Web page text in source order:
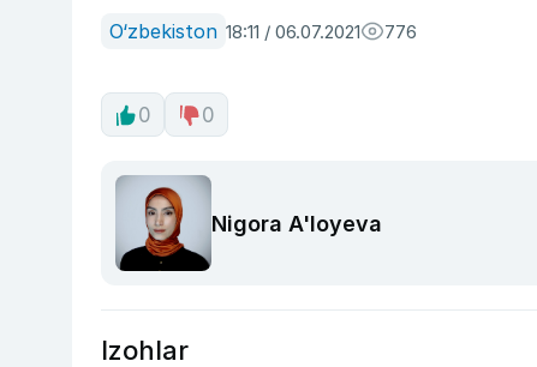
O‘zbekiston 18:11 / 06.07.2021 776
0 0
Nigora A'loyeva
Izohlar